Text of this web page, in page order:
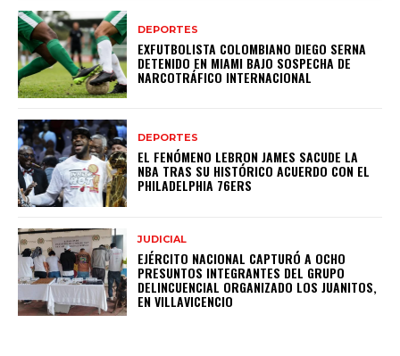
DEPORTES
EXFUTBOLISTA COLOMBIANO DIEGO SERNA
DETENIDO EN MIAMI BAJO SOSPECHA DE
NARCOTRÁFICO INTERNACIONAL
DEPORTES
EL FENÓMENO LEBRON JAMES SACUDE LA
NBA TRAS SU HISTÓRICO ACUERDO CON EL
PHILADELPHIA 76ERS
JUDICIAL
EJÉRCITO NACIONAL CAPTURÓ A OCHO
PRESUNTOS INTEGRANTES DEL GRUPO
DELINCUENCIAL ORGANIZADO LOS JUANITOS,
EN VILLAVICENCIO